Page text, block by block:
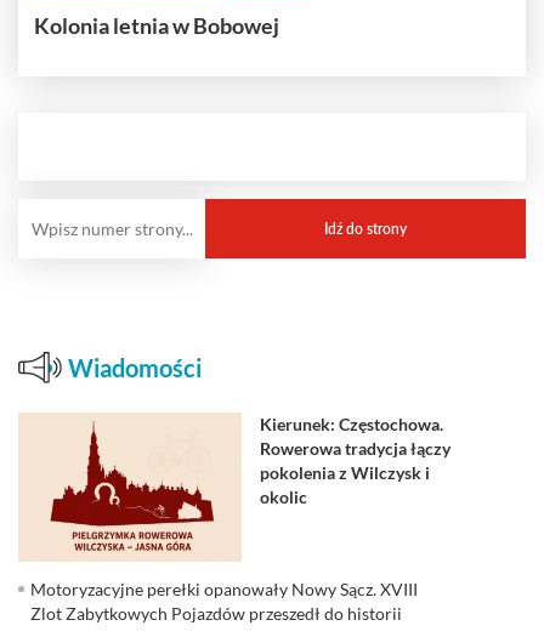
Kolonia letnia w Bobowej
Wiadomości
Kierunek: Częstochowa.
Rowerowa tradycja łączy
pokolenia z Wilczysk i
okolic
Motoryzacyjne perełki opanowały Nowy Sącz. XVIII
Zlot Zabytkowych Pojazdów przeszedł do historii